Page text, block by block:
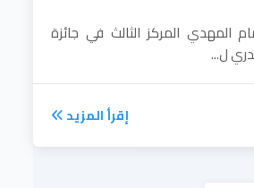
المهدي المركز الثالث في جائزة
ل...
إقرأ المزيد